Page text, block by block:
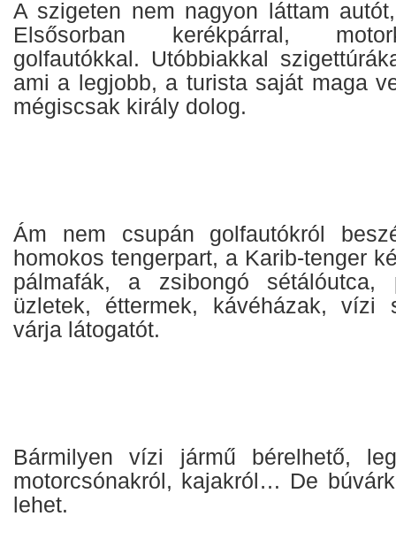
A szigeten nem nagyon láttam
Elsősorban kerékpárral,
golfautókkal. Utóbbiakkal
ami a legjobb, a turista saját maga
mégiscsak király dolog.
Ám nem csupán golfautókról
homokos tengerpart, a Karib-tenger
pálmafák, a zsibongó sétálóutca,
üzletek, éttermek, kávéházak, vízi
várja látogatót.
Bármilyen vízi jármű bérelhető,
motorcsónakról, kajakról… De
lehet.